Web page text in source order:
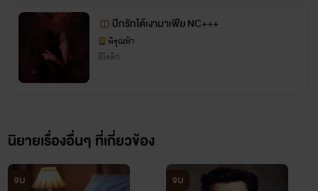
วันนี้นะคะไรท์ก็จะมาเเนะนำเพจของไรท์เองนะคะ
ใครที่อยากทักทาย อยากคุยกับไรท์ อยากด่าไรท์ อยากบ่นให้ไรท์ฟัง อยากปรึกษาเรื่อง
ปล.เพจนี้ไรท์มีทุกอย่างนะคะสากกระเบือยันเรือรบอย่าลืมมากดติดตามเพจไรท์ด้วยนะคะ :
ปีกรักใต้เงามาเฟีย NC+++
พิรุณฟ้า
อีโรติก
นิยายเรื่องอื่นๆ ที่เกี่ยวข้อง
จบ จบ